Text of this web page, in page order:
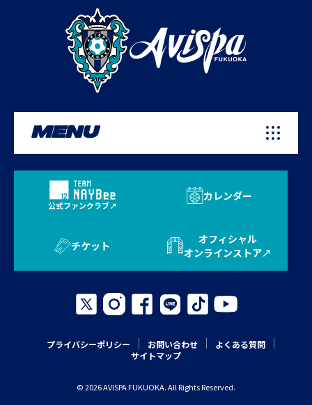
MENU
公式ファンクラブ
カレンダー
チケット
オフィシャル
オンラインストア
プライバシーポリシー お問い合わせ
よくある質問
サイトマップ
© 2026 AVISPA FUKUOKA. All Rights Reserved.